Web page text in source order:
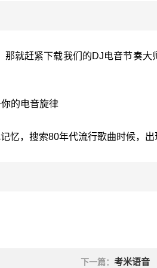
就赶紧下载我们的DJ电音节奏大
的电音旋律
忆，搜索80年代流行歌曲时候，
下一篇： 考米语音